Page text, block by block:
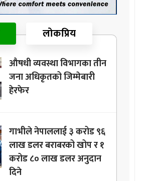
लोकप्रिय
औषधी व्यवस्था विभागका तीन
जना अधिकृतको जिम्मेबारी
हेरफेर
गाभीले नेपाललाई ३ करोड ९६
लाख डलर बराबरको खोप र १
करोड ८० लाख डलर अनुदान
दिने